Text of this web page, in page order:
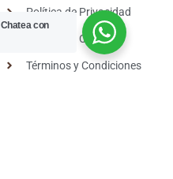
Política de Privacidad
Política de Cookies
Términos y Condiciones
Chatea con